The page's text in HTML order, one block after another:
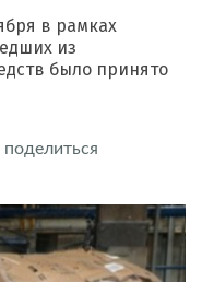
в рамках
из
было принято
Поделиться
поделиться